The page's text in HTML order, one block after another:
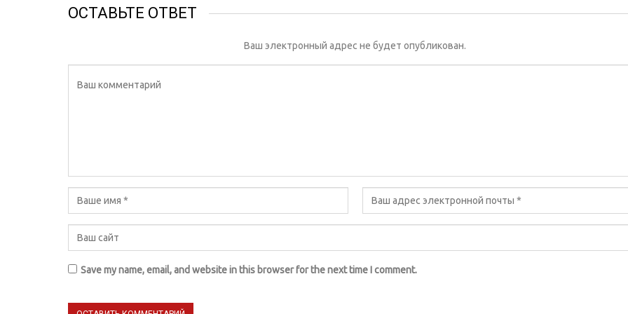
ОСТАВЬТЕ ОТВЕТ
Ваш электронный адрес не будет опубликован.
Save my name, email, and website in this browser for the next time I comment.